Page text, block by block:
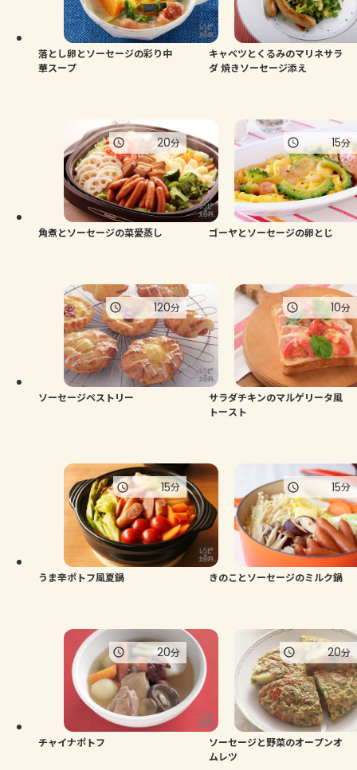
落とし卵とソーセージの彩り中
華スープ
キャベツとくるみのマリネサラ
ダ 焼きソーセージ添え
角煮とソーセージの菜愛蒸し
20分
ゴーヤとソーセージの卵とじ
15分
ソーセージペストリー
120分
サラダチキンのマルゲリータ風
トースト
10分
うま辛ポトフ風夏鍋
15分
きのことソーセージのミルク鍋
15分
チャイナポトフ
20分
ソーセージと野菜のオープンオ
ムレツ
20分